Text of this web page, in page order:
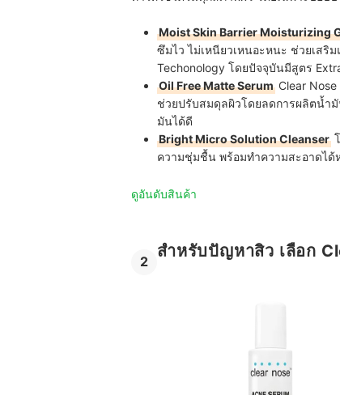
Moist Skin Barrier Moisturizing
ซึมไว ไม่เหนียวเหนอะหนะ ช่วยเส
Techonology โดยปัจจุบันมีสูตร
Oil Free Matte Serum Clear
ช่วยปรับสมดุลผิวโดยลดการผลิตน้ำ
มันได้ดี
Bright Micro Solution Cleanser
ความชุ่มชื้น พร้อมทำความสะอาดได้
ดูอันดับสินค้า
2
สำหรับปัญหาสิว เลือก